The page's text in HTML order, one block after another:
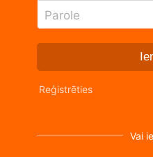
Parole
Reģistrēties
Vai